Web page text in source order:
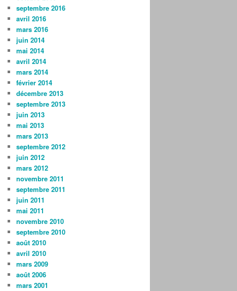
septembre 2016
avril 2016
mars 2016
juin 2014
mai 2014
avril 2014
mars 2014
février 2014
décembre 2013
septembre 2013
juin 2013
mai 2013
mars 2013
septembre 2012
juin 2012
mars 2012
novembre 2011
septembre 2011
juin 2011
mai 2011
novembre 2010
septembre 2010
août 2010
avril 2010
mars 2009
août 2006
mars 2001